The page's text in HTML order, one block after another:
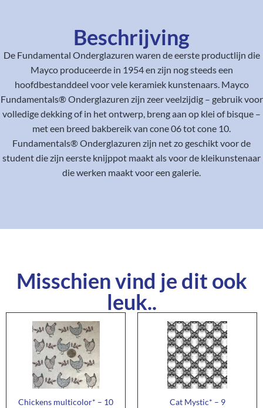
Beschrijving
De Fundamental Onderglazuren waren de eerste productlijn die
Mayco produceerde in 1954 en zijn nog steeds een
hoofdbestanddeel voor vele keramiek kunstenaars. Mayco
Fundamentals® Onderglazuren zijn zeer veelzijdig – gebruik voor
volledige dekking of in het ontwerp, breng aan op klei of bisque –
met een breed bakbereik van cone 06 tot cone 10.
Fundamentals® Onderglazuren zijn net zo geschikt voor de
student die zijn eerste knijppot maakt als voor de kleikunstenaar
die werken maakt voor een galerie.
Misschien vind je dit ook
leuk..
Chickens multicolor* – 10 Cat Mystic* – 9